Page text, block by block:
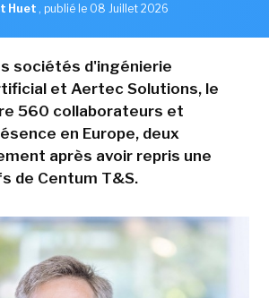
Huet , publié le 08 Juillet 2026
sociétés d'ingénierie
et Aertec Solutions, le
560 collaborateurs et
en Europe, deux
après avoir repris une
de Centum T&S.